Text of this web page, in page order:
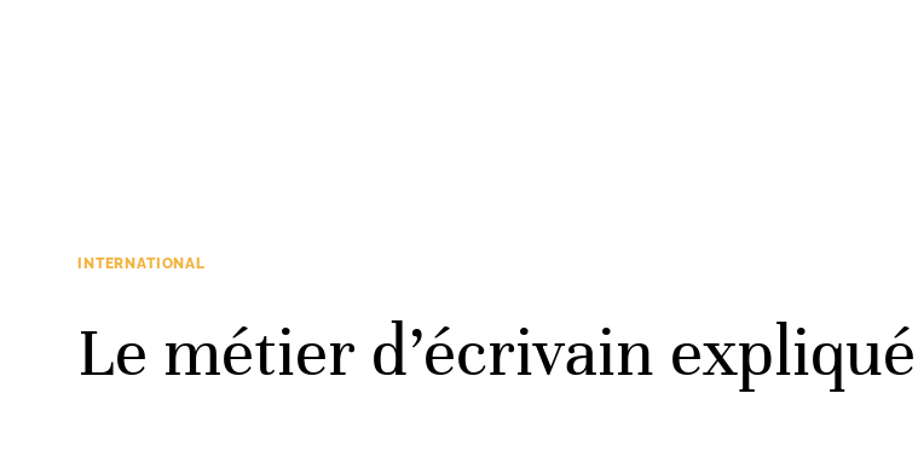
INTERNATIONAL
Le métier d’écrivain